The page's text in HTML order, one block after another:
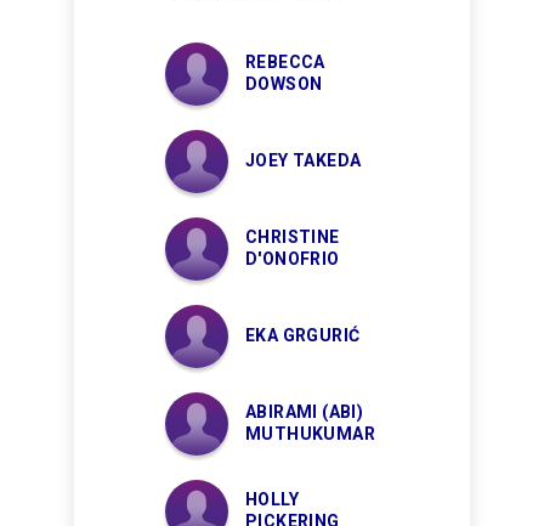
REBECCA
DOWSON
JOEY TAKEDA
CHRISTINE
D'ONOFRIO
EKA GRGURIĆ
ABIRAMI (ABI)
MUTHUKUMAR
HOLLY
PICKERING